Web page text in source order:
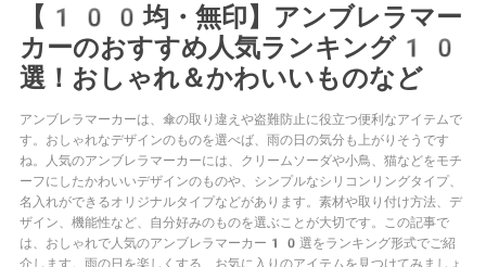
【100均・無印】アンブレラマー
カーのおすすめ人気ランキング10
選！おしゃれ＆かわいいものなど
アンブレラマーカーは、傘の取り違えや盗難防止に役立つ便利なアイテムで
す。おしゃれなデザインのものを選べば、雨の日の気分も上がりそうです
ね。人気のアンブレラマーカーには、クリームソーダや小鳥、猫などをモチ
ーフにしたかわいいデザインのものや、シンプルなシリコンリングタイプ、
名入れができるオリジナルタイプなどがあります。素材や取り付け方法、デ
ザイン、機能性など、自分好みのものを選ぶことが大切です。この記事で
は、おしゃれで人気のアンブレラマーカー10選をランキング形式でご紹
介します。雨の日を楽しくする、お気に入りのアイテムを見つけてみましょ